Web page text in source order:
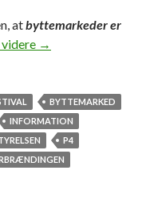
atbyttemarkeder er
Vores Omstilling
→
BYTTEMARKED
INFORMATION
P4